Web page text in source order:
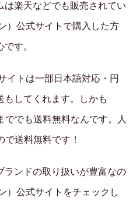
は楽天などでも販売されてい
）公式サイトで購入した方
す。
イトは一部日本語対応・円
もしてくれます。しかも
でも送料無料なんです。人
送料無料です！
ランドの取り扱いが豊富なの
）公式サイトをチェックし